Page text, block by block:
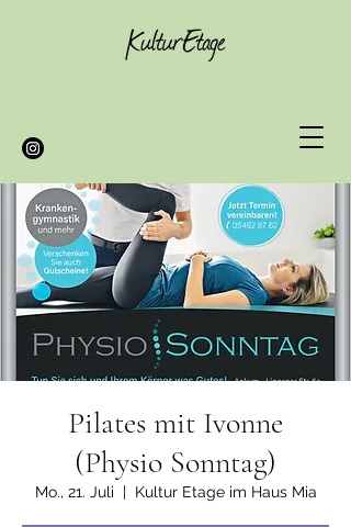
Pilates mit Ivonne
(Physio Sonntag)
Mo., 21. Juli
  |
Kultur Etage im Haus Mia